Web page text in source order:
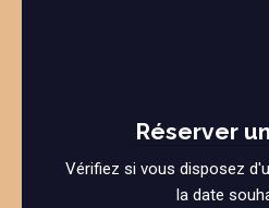
Réserver
Vérifiez si vous disposez
la date